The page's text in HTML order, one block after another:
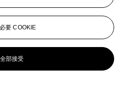
要 COOKIE
全部接受